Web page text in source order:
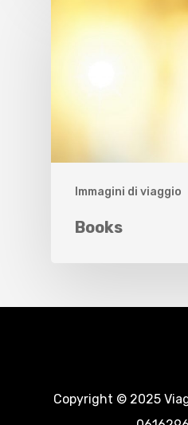
Immagini di viaggio
Books
Copyright © 2025